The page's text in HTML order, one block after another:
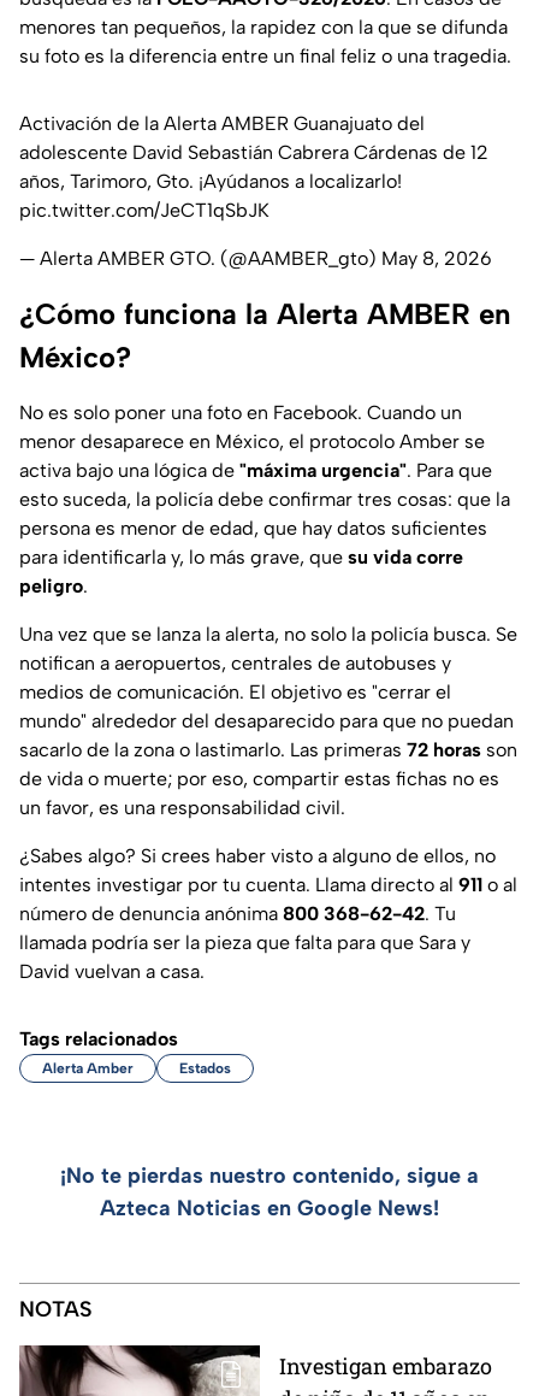
menores tan pequeños, la rapidez con la que se difunda
su foto es la diferencia entre un final feliz o una tragedia.
Activación de la Alerta AMBER Guanajuato del
adolescente David Sebastián Cabrera Cárdenas de 12
años, Tarimoro, Gto. ¡Ayúdanos a localizarlo!
pic.twitter.com/JeCT1qSbJK
— Alerta AMBER GTO. (@AAMBER_gto) May 8, 2026
¿Cómo funciona la Alerta AMBER en
México?
No es solo poner una foto en Facebook. Cuando un
menor desaparece en México, el protocolo Amber se
activa bajo una lógica de "máxima urgencia". Para que
esto suceda, la policía debe confirmar tres cosas: que la
persona es menor de edad, que hay datos suficientes
para identificarla y, lo más grave, que su vida corre
peligro.
Una vez que se lanza la alerta, no solo la policía busca. Se
notifican a aeropuertos, centrales de autobuses y
medios de comunicación. El objetivo es "cerrar el
mundo" alrededor del desaparecido para que no puedan
sacarlo de la zona o lastimarlo. Las primeras 72 horas son
de vida o muerte; por eso, compartir estas fichas no es
un favor, es una responsabilidad civil.
¿Sabes algo? Si crees haber visto a alguno de ellos, no
intentes investigar por tu cuenta. Llama directo al 911 o al
número de denuncia anónima 800 368-62-42. Tu
llamada podría ser la pieza que falta para que Sara y
David vuelvan a casa.
Tags relacionados
Alerta Amber Estados
¡No te pierdas nuestro contenido, sigue a
Azteca Noticias en Google News!
NOTAS
Investigan embarazo